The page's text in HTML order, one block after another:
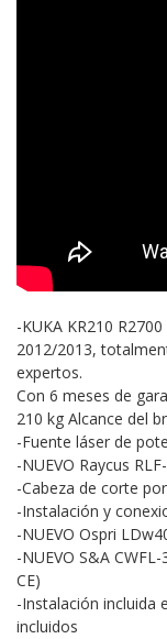
-KUKA KR210
2012/2013,
expertos.
Con 6 meses de
210 kg Alcance del
-Fuente láser de
-NUEVO Raycus
-Cabeza de corte
-Instalación y
-NUEVO Ospri
-NUEVO S&A
CE)
-Instalación incluida
incluidos